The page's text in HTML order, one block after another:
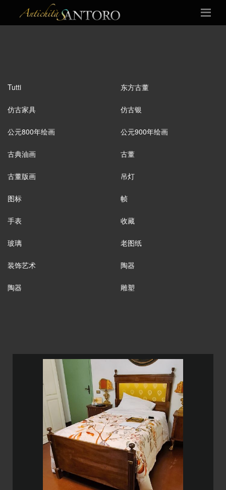
Tutti 东方古董
仿古家具 仿古银
公元800年绘画 公元900年绘画
古典油画 古董
古董版画 吊灯
图标 帧
手表 收藏
玻璃 老图纸
装饰艺术 陶器
陶器 雕塑